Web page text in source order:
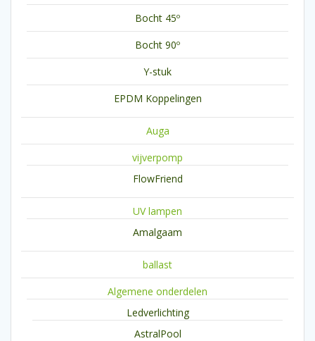
Bocht 45º
Bocht 90º
Y-stuk
EPDM Koppelingen
Auga
vijverpomp
FlowFriend
UV lampen
Amalgaam
ballast
Algemene onderdelen
Ledverlichting
AstralPool